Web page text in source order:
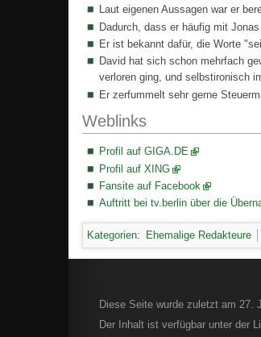
Laut eigenen Aussagen war er
Dadurch, dass er häufig mit
Er ist bekannt dafür, die Worte
David hat sich schon mehrfach
verloren ging, und selbstironisch
Er zerfummelt sehr gerne
Weblinks
Profil auf GIGA.DE
Profil auf XING
Fansite auf Facebook
Auftritt bei tv.berlin über die
Kategorien: Ehemalige Redakteure
Diese Seite wurde zuletzt am 27.
Der Inhalt ist verfügbar unter der